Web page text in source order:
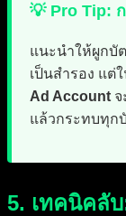
💡 Pro Tip:
แนะนำให้ผูกบั
เป็นสำรอง แต่
Ad Account จ
แล้วกระทบทุก
5. เทคนิคลั